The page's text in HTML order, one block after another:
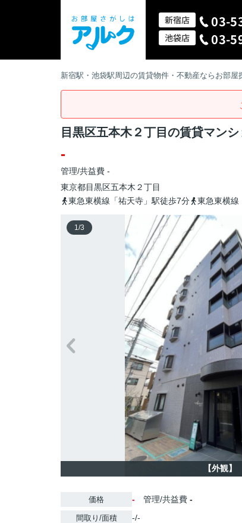
新宿店 03-
池袋店 03-
新宿駅・池袋駅周辺の賃貸物件・不動産ならお部屋
目黒区五本木２丁目の賃貸マンシ
-
管理/共益費 -
東京都目黒区五本木 ２丁目
東急東横線「祐天寺」駅徒歩7分
東急東横線
1/3
【外観】
価格 - 管理/共益費 -
間取り/面積 -/-